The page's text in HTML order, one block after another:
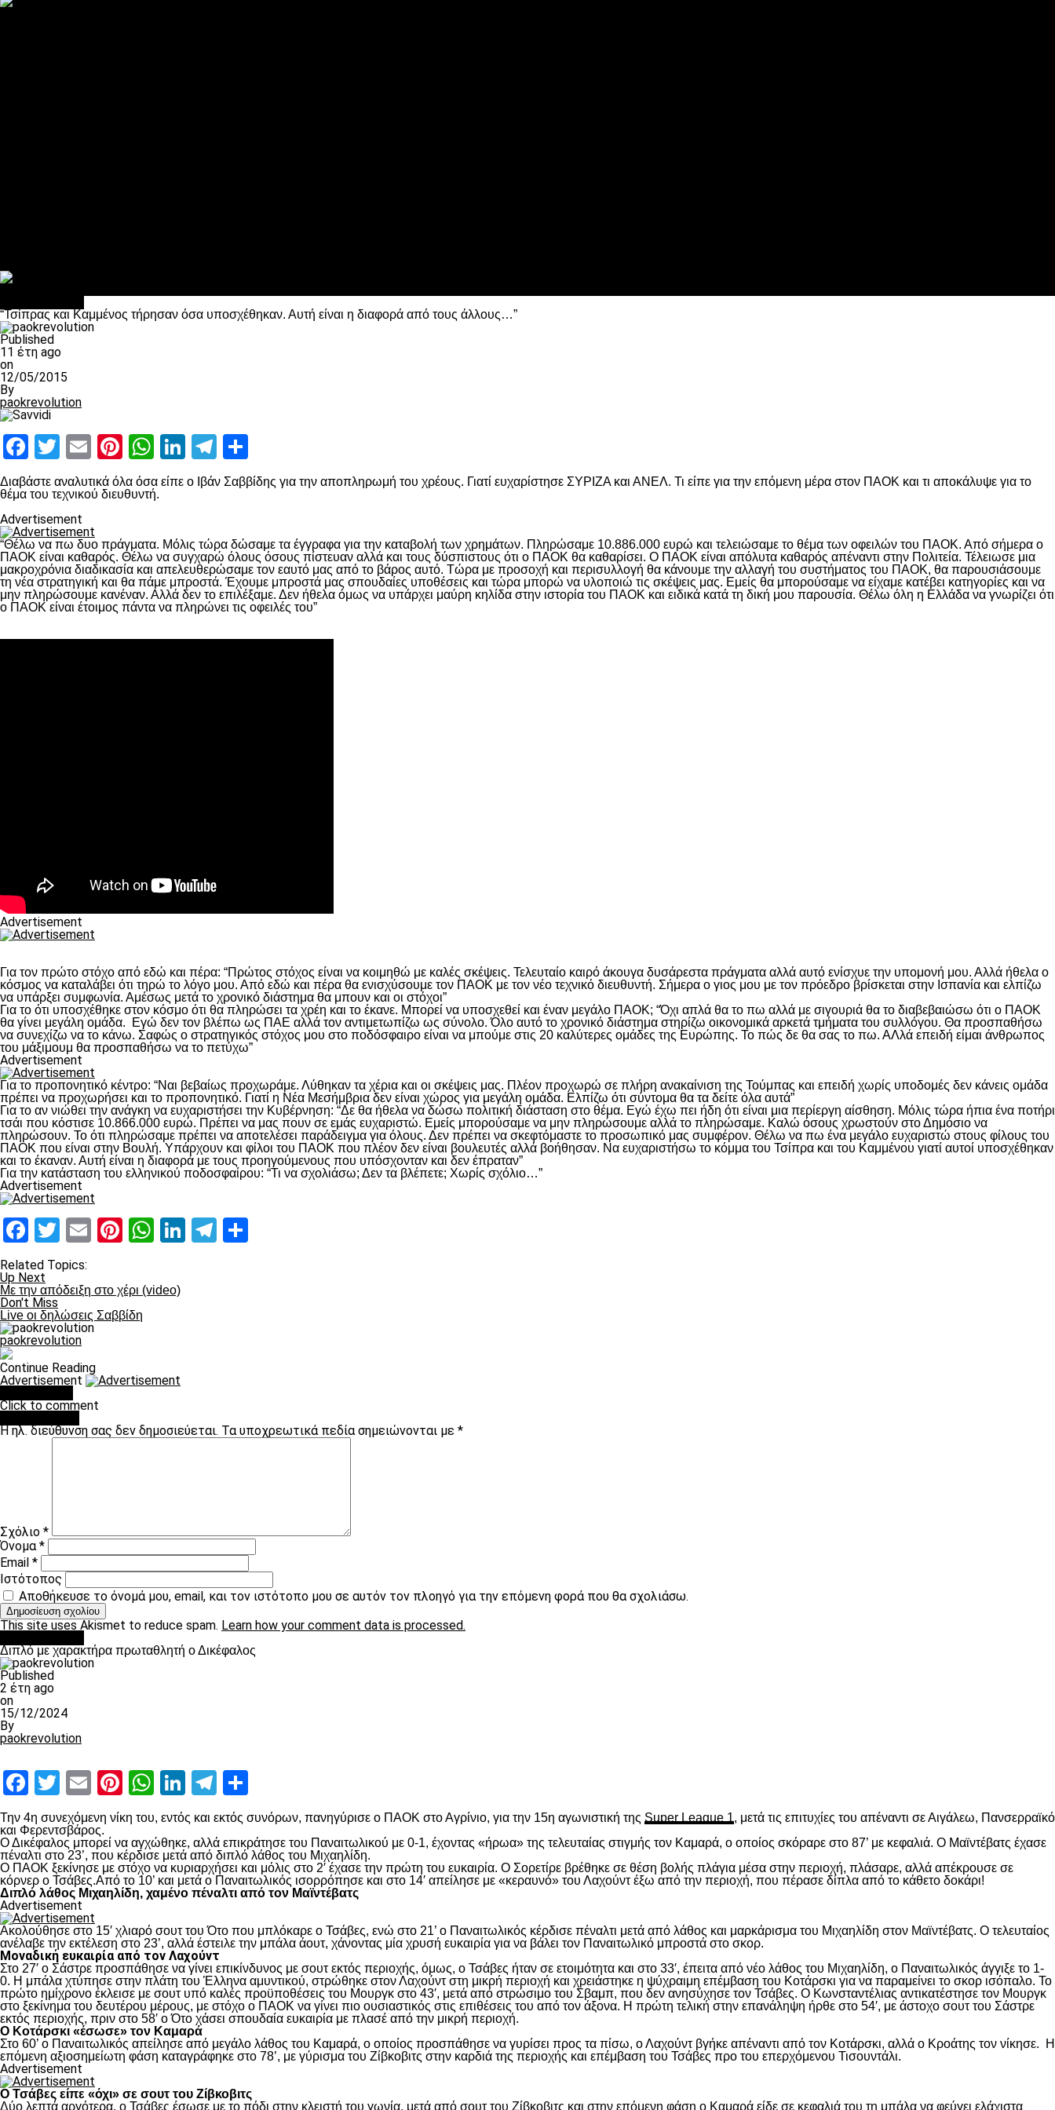
“Τσίπρας και Καμμένος τήρησαν όσα υποσχέθηκαν. Αυτή είναι η διαφορά από τους άλλους…”
Published
11 έτη ago
on
12/05/2015
By
paokrevolution
Facebook
Twitter
EmailPinterest
WhatsApp
LinkedIn
Telegram
Διαβάστε αναλυτικά όλα όσα είπε ο Ιβάν Σαββίδης για την αποπληρωμή του χρέους. Γιατί ευχαρίστησε ΣΥΡΙΖΑ και ΑΝΕΛ. Τι είπε για την επόμενη μέρα στον ΠΑΟΚ και τι αποκάλυψε για το
θέμα του τεχνικού διευθυντή.
Advertisement
“Θέλω να πω δυο πράγματα. Μόλις τώρα δώσαμε τα έγγραφα για την καταβολή των χρημάτων. Πληρώσαμε 10.886.000 ευρώ και τελειώσαμε το θέμα των οφειλών του ΠΑΟΚ. Από σήμερα ο
ΠΑΟΚ είναι καθαρός. Θέλω να συγχαρώ όλους όσους πίστευαν αλλά και τους δύσπιστους ότι ο ΠΑΟΚ θα καθαρίσει. Ο ΠΑΟΚ είναι απόλυτα καθαρός απέναντι στην Πολιτεία. Τέλειωσε μια
μακροχρόνια διαδικασία και απελευθερώσαμε τον εαυτό μας από το βάρος αυτό. Τώρα με προσοχή και περισυλλογή θα κάνουμε την αλλαγή του συστήματος του ΠΑΟΚ, θα παρουσιάσουμε
τη νέα στρατηγική και θα πάμε μπροστά. Έχουμε μπροστά μας σπουδαίες υποθέσεις και τώρα μπορώ να υλοποιώ τις σκέψεις μας. Εμείς θα μπορούσαμε να είχαμε κατέβει κατηγορίες και να
μην πληρώσουμε κανέναν. Αλλά δεν το επιλέξαμε. Δεν ήθελα όμως να υπάρχει μαύρη κηλίδα στην ιστορία του ΠΑΟΚ και ειδικά κατά τη δική μου παρουσία. Θέλω όλη η Ελλάδα να γνωρίζει ότι
ο ΠΑΟΚ είναι έτοιμος πάντα να πληρώνει τις οφειλές του”
Advertisement
Για τον πρώτο στόχο από εδώ και πέρα: “Πρώτος στόχος είναι να κοιμηθώ με καλές σκέψεις. Τελευταίο καιρό άκουγα δυσάρεστα πράγματα αλλά αυτό ενίσχυε την υπομονή μου. Αλλά ήθελα ο
κόσμος να καταλάβει ότι τηρώ το λόγο μου. Από εδώ και πέρα θα ενισχύσουμε τον ΠΑΟΚ με τον νέο τεχνικό διευθυντή. Σήμερα ο γιος μου με τον πρόεδρο βρίσκεται στην Ισπανία και ελπίζω
να υπάρξει συμφωνία. Αμέσως μετά το χρονικό διάστημα θα μπουν και οι στόχοι”
Για το ότι υποσχέθηκε στον κόσμο ότι θα πληρώσει τα χρέη και το έκανε. Μπορεί να υποσχεθεί και έναν μεγάλο ΠΑΟΚ; “Όχι απλά θα το πω αλλά με σιγουριά θα το διαβεβαιώσω ότι ο ΠΑΟΚ
θα γίνει μεγάλη ομάδα. Εγώ δεν τον βλέπω ως ΠΑΕ αλλά τον αντιμετωπίζω ως σύνολο. Όλο αυτό το χρονικό διάστημα στηρίζω οικονομικά αρκετά τμήματα του συλλόγου. Θα προσπαθήσω
να συνεχίζω να το κάνω. Σαφώς ο στρατηγικός στόχος μου στο ποδόσφαιρο είναι να μπούμε στις 20 καλύτερες ομάδες της Ευρώπης. Το πώς δε θα σας το πω. ΑΛλά επειδή είμαι άνθρωπος
του μάξιμουμ θα προσπαθήσω να το πετύχω”
Advertisement
Για το προπονητικό κέντρο: “Ναι βεβαίως προχωράμε. Λύθηκαν τα χέρια και οι σκέψεις μας. Πλέον προχωρώ σε πλήρη ανακαίνιση της Τούμπας και επειδή χωρίς υποδομές δεν κάνεις ομάδα
πρέπει να προχωρήσει και το προπονητικό. Γιατί η Νέα Μεσήμβρια δεν είναι χώρος για μεγάλη ομάδα. Ελπίζω ότι σύντομα θα τα δείτε όλα αυτά”
Για το αν νιώθει την ανάγκη να ευχαριστήσει την Κυβέρνηση: “Δε θα ήθελα να δώσω πολιτική διάσταση στο θέμα. Εγώ έχω πει ήδη ότι είναι μια περίεργη αίσθηση. Μόλις τώρα ήπια ένα ποτήρι
τσάι που κόστισε 10.866.000 ευρώ. Πρέπει να μας πουν σε εμάς ευχαριστώ. Εμείς μπορούσαμε να μην πληρώσουμε αλλά το πληρώσαμε. Καλώ όσους χρωστούν στο Δημόσιο να
πληρώσουν. Το ότι πληρώσαμε πρέπει να αποτελέσει παράδειγμα για όλους. Δεν πρέπει να σκεφτόμαστε το προσωπικό μας συμφέρον. Θέλω να πω ένα μεγάλο ευχαριστώ στους φίλους του
ΠΑΟΚ που είναι στην Βουλή. Υπάρχουν και φίλοι του ΠΑΟΚ που πλέον δεν είναι βουλευτές αλλά βοήθησαν. Να ευχαριστήσω το κόμμα του Τσίπρα και του Καμμένου γιατί αυτοί υποσχέθηκαν
και το έκαναν. Αυτή είναι η διαφορά με τους προηγούμενους που υπόσχονταν και δεν έπραταν”
Για την κατάσταση του ελληνικού ποδοσφαίρου: “Τι να σχολιάσω; Δεν τα βλέπετε; Χωρίς σχόλιο…”
Advertisement
Facebook
Twitter
EmailPinterest
WhatsApp
LinkedIn
Telegram
Related Topics:
Up Next
Με την απόδειξη στο χέρι (video)
Don't Miss
Live οι δηλώσεις Σαββίδη
paokrevolution
Continue Reading
Advertisement
Click to comment
Η ηλ. διεύθυνση σας δεν δημοσιεύεται. Τα υποχρεωτικά πεδία σημειώνονται με *
Σχόλιο *
Όνομα*
Email *
Ιστότοπος
Αποθήκευσε το όνομά μου, email, και τον ιστότοπο μου σε αυτόν τον πλοηγό για την επόμενη φορά που θα σχολιάσω.
This site uses Akismet to reduce spam. Learn how your comment data is processed.
Διπλό με χαρακτήρα πρωταθλητή ο Δικέφαλος
Published
2 έτη ago
on
15/12/2024
By
paokrevolution
Facebook
Twitter
EmailPinterest
WhatsApp
LinkedIn
Telegram
Την 4η συνεχόμενη νίκη του, εντός και εκτός συνόρων, πανηγύρισε ο ΠΑΟΚ στο Αγρίνιο, για την 15η αγωνιστική της Super League 1, μετά τις επιτυχίες του απέναντι σε Αιγάλεω, Πανσερραϊκό
και Φερεντσβάρος.
Ο Δικέφαλος μπορεί να αγχώθηκε, αλλά επικράτησε του Παναιτωλικού με 0-1, έχοντας «ήρωα» της τελευταίας στιγμής τον Καμαρά, ο οποίος σκόραρε στο 87’ με κεφαλιά. Ο Μαϊντέβατς έχασε
πέναλτι στο 23’, που κέρδισε μετά από διπλό λάθος του Μιχαηλίδη.
Ο ΠΑΟΚ ξεκίνησε με στόχο να κυριαρχήσει και μόλις στο 2′ έχασε την πρώτη του ευκαιρία. Ο Σορετίρε βρέθηκε σε θέση βολής πλάγια μέσα στην περιοχή, πλάσαρε, αλλά απέκρουσε σε
κόρνερ ο Τσάβες.Από το 10’ και μετά ο Παναιτωλικός ισορρόπησε και στο 14′ απείλησε με «κεραυνό» του Λαχούντ έξω από την περιοχή, που πέρασε δίπλα από το κάθετο δοκάρι!
Διπλό λάθος Μιχαηλίδη, χαμένο πέναλτι από τον Μαϊντέβατς
Advertisement
Ακολούθησε στο 15′ χλιαρό σουτ του Ότο που μπλόκαρε ο Τσάβες, ενώ στο 21’ ο Παναιτωλικός κέρδισε πέναλτι μετά από λάθος και μαρκάρισμα του Μιχαηλίδη στον Μαϊντέβατς. Ο τελευταίος
ανέλαβε την εκτέλεση στο 23’, αλλά έστειλε την μπάλα άουτ, χάνοντας μία χρυσή ευκαιρία για να βάλει τον Παναιτωλικό μπροστά στο σκορ.
Μοναδική ευκαιρία από τον Λαχούντ
Στο 27′ ο Σάστρε προσπάθησε να γίνει επικίνδυνος με σουτ εκτός περιοχής, όμως, ο Τσάβες ήταν σε ετοιμότητα και στο 33′, έπειτα από νέο λάθος του Μιχαηλίδη, ο Παναιτωλικός άγγιξε το 1-
0. Η μπάλα χτύπησε στην πλάτη του Έλληνα αμυντικού, στρώθηκε στον Λαχούντ στη μικρή περιοχή και χρειάστηκε η ψύχραιμη επέμβαση του Κοτάρσκι για να παραμείνει το σκορ ισόπαλο. Το
πρώτο ημίχρονο έκλεισε με σουτ υπό καλές προϋποθέσεις του Μουργκ στο 43′, μετά από στρώσιμο του Σβαμπ, που δεν ανησύχησε τον Τσάβες. Ο Κωνσταντέλιας αντικατέστησε τον Μουργκ
στο ξεκίνημα του δευτέρου μέρους, με στόχο ο ΠΑΟΚ να γίνει πιο ουσιαστικός στις επιθέσεις του από τον άξονα. Η πρώτη τελική στην επανάληψη ήρθε στο 54′, με άστοχο σουτ του Σάστρε
εκτός περιοχής, πριν στο 58′ ο Ότο χάσει σπουδαία ευκαιρία με πλασέ από την μικρή περιοχή.
Ο Κοτάρσκι «έσωσε» τον Καμαρά
Στο 60’ ο Παναιτωλικός απείλησε από μεγάλο λάθος του Καμαρά, ο οποίος προσπάθησε να γυρίσει προς τα πίσω, ο Λαχούντ βγήκε απέναντι από τον Κοτάρσκι, αλλά ο Κροάτης τον νίκησε. Η
επόμενη αξιοσημείωτη φάση καταγράφηκε στο 78’, με γύρισμα του Ζίβκοβιτς στην καρδιά της περιοχής και επέμβαση του Τσάβες προ του επερχόμενου Τισουντάλι.
Advertisement
Ο Τσάβες είπε «όχι» σε σουτ του Ζίβκοβιτς
Δύο λεπτά αργότερα, ο Τσάβες έσωσε με το πόδι στην κλειστή του γωνία, μετά από σουτ του Ζίβκοβιτς και στην επόμενη φάση ο Καμαρά είδε σε κεφαλιά του τη μπάλα να φεύγει ελάχιστα